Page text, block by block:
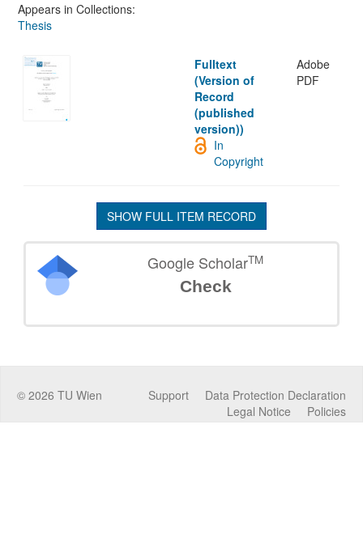
Appears in Collections:
Thesis
Fulltext
(Version of
Record
(published
version))
Adobe
PDF
In
Copyright
SHOW FULL ITEM RECORD
Google ScholarTM
Check
© 2026 TU Wien Data Protection Declaration
Support
Policies
Legal Notice